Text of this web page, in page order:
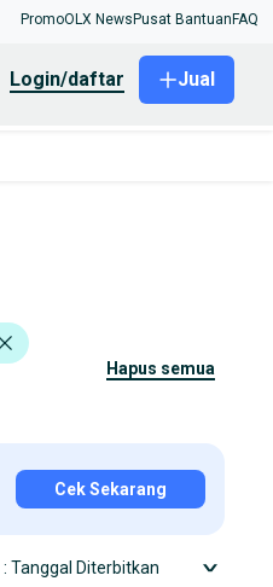
PromoOLX News Pusat Bantuan FAQ
login/daftar Jual
hapus semua
Cek Sekarang
: Tanggal Diterbitkan